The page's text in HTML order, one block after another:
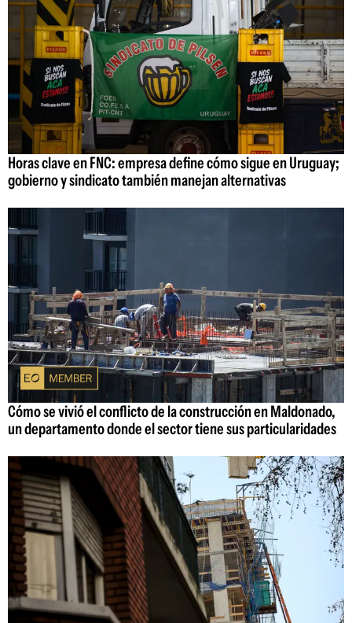
Horas clave en FNC: empresa define cómo sigue en Uruguay;
gobierno y sindicato también manejan alternativas
Cómo se vivió el conflicto de la construcción en Maldonado,
un departamento donde el sector tiene sus particularidades